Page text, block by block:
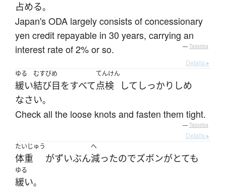
占める。
Japan's ODA largely consists of concessionary
yen credit repayable in 30 years, carrying an
interest rate of 2% or so.
— Tatoeba
Details ▸
ゆる
緩い
むすびめ
結び目 をすべて
てんけん
点検 して しっかり しめ
なさい。
Check all the loose knots and fasten them tight.
— Tatoeba
Details ▸
たいじゅう
体重 がずいぶん
へ
減ったのでズボンがとても
ゆる
緩い。